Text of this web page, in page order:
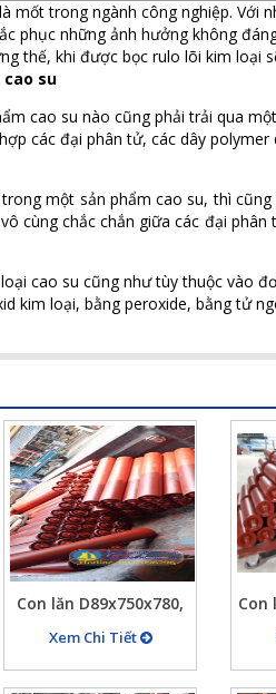
mốt trong ngành công nghiệp.
phục những ảnh hưởng không
thế, khi được bọc rulo lõi kim
su
cao su nào cũng phải trải qua
các đại phân tử, các dây
một sản phẩm cao su, thì
cùng chắc chắn giữa các đại
cao su cũng như tùy thuộc vào
kim loại, bằng peroxide, bằng tử
Con lăn D89x750x780,
con lăn dành cho băng
tải
Xem Chi Tiết
Con